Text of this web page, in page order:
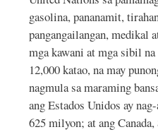
gasolina, pananamit,
pangangailangan, medikal
mga kawani at mga sibil
12,000 katao, na may
nagmula sa maraming
ang Estados Unidos ay
625 milyon; at ang